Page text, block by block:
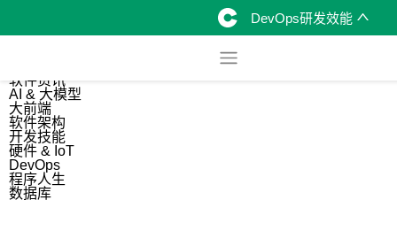
DevOps研发效能
软件资讯
AI & 大模型
大前端
软件架构
开发技能
硬件 & IoT
DevOps
程序人生
数据库